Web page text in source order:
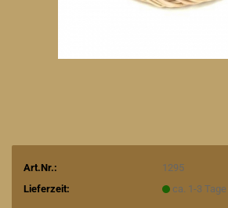
Art.Nr.:
1295
Lieferzeit:
ca. 1-3 Tage